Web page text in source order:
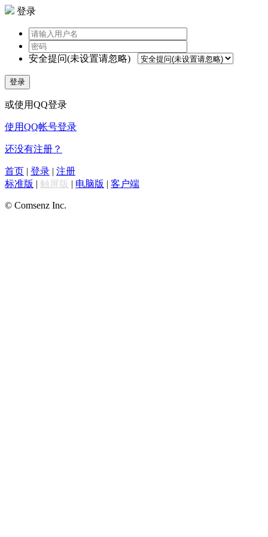
登录
安全提问(未设置请忽略)
登录
或使用QQ登录
使用QQ帐号登录
还没有注册？
首页 | 登录 | 注册
标准版 | 触屏版 | 电脑版 | 客户端
© Comsenz Inc.